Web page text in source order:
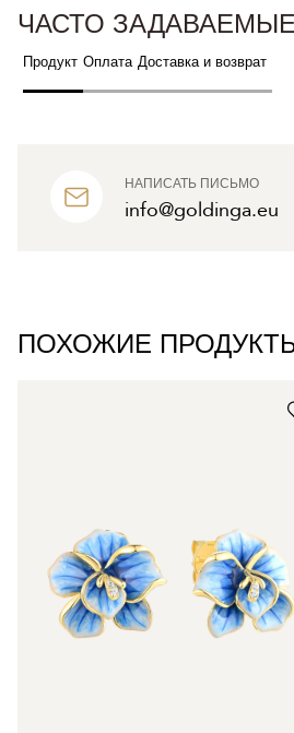
НАПИСАТЬ ПИСЬМО
info@goldinga.eu
ЧАСТО
Продукт Оплата Доставка и возврат
ПОХОЖИЕ